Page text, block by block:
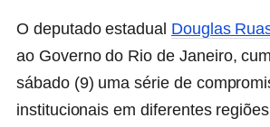
O deputado estadual Douglas
ao Governo do Rio de Janeiro,
sábado (9) uma série de
institucionais em diferentes